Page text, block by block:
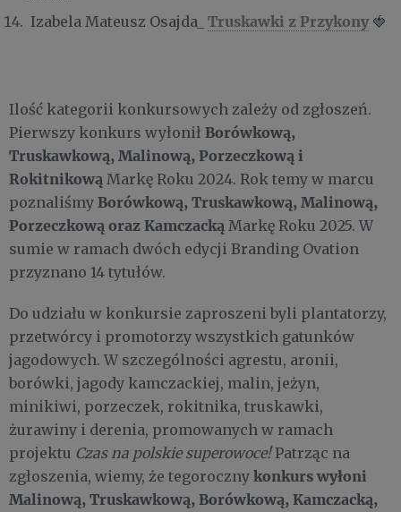
Izabela Mateusz Osajda_ Truskawki z Przykony🍓
Ilość kategorii konkursowych zależy od zgłoszeń.
Pierwszy konkurs wyłonił Borówkową,
Truskawkową, Malinową, Porzeczkową i
Rokitnikową Markę Roku 2024. Rok temy w marcu
poznaliśmy Borówkową, Truskawkową, Malinową,
Porzeczkową oraz Kamczacką Markę Roku 2025. W
sumie w ramach dwóch edycji Branding Ovation
przyznano 14 tytułów.
Do udziału w konkursie zaproszeni byli plantatorzy,
przetwórcy i promotorzy wszystkich gatunków
jagodowych. W szczególności agrestu, aronii,
borówki, jagody kamczackiej, malin, jeżyn,
minikiwi, porzeczek, rokitnika, truskawki,
żurawiny i derenia, promowanych w ramach
projektu Czas na polskie superowoce! Patrząc na
zgłoszenia, wiemy, że tegoroczny konkurs wyłoni
Malinową, Truskawkową, Borówkową, Kamczacką,